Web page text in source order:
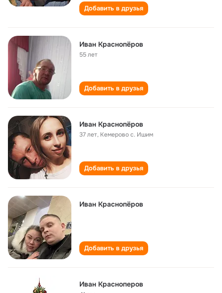
Добавить в друзья
Иван Краснопёров
55 лет
Добавить в друзья
Иван Краснопёров
37 лет, Кемерово с. Ишим
Добавить в друзья
Иван Краснопёров
Добавить в друзья
Иван Красноперов